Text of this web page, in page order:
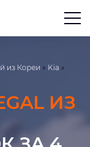
из Кореи » Kia »
ИЗ